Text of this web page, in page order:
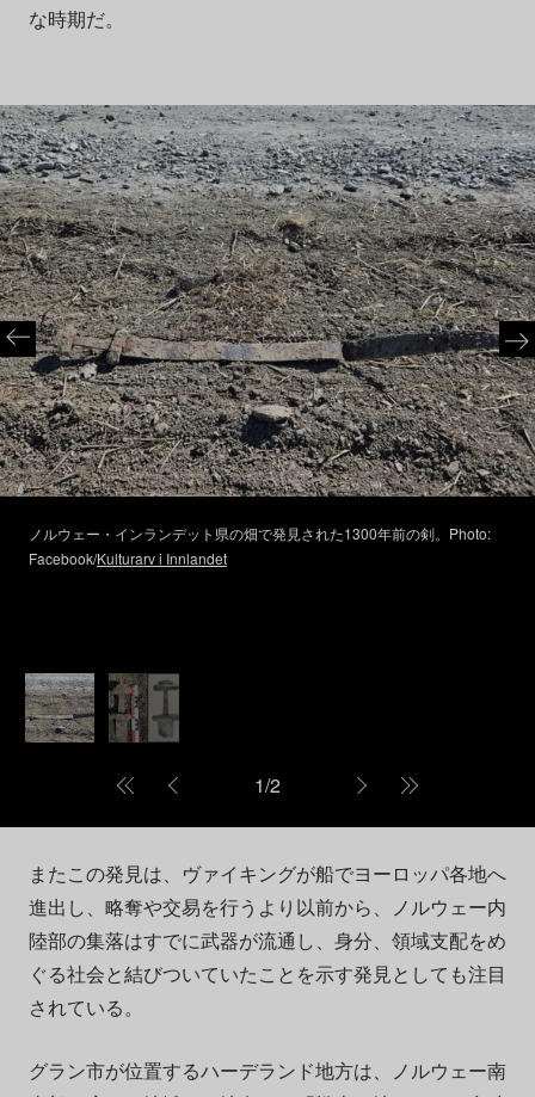
な時期だ。
ノルウェー・インランデット県の畑で発見された1300年前の剣。Photo:
Facebook/Kulturarv i Innlandet
1/2
またこの発見は、ヴァイキングが船でヨーロッパ各地へ
進出し、略奪や交易を行うより以前から、ノルウェー内
陸部の集落はすでに武器が流通し、身分、領域支配をめ
ぐる社会と結びついていたことを示す発見としても注目
されている。
グラン市が位置するハーデランド地方は、ノルウェー南